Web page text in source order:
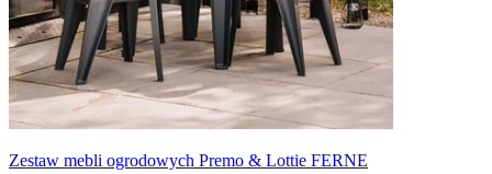
Zestaw mebli ogrodowych Premo & Lottie FERNE